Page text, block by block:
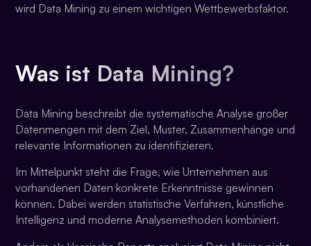
wird Data Mining zu einem wichtigen Wettbewerbsfaktor.
Was ist Data Mining?
Data Mining beschreibt die systematische Analyse großer
Datenmengen mit dem Ziel, Muster, Zusammenhänge und
relevante Informationen zu identifizieren.
Im Mittelpunkt steht die Frage, wie Unternehmen aus
vorhandenen Daten konkrete Erkenntnisse gewinnen
können. Dabei werden statistische Verfahren, künstliche
Intelligenz und moderne Analysemethoden kombiniert.